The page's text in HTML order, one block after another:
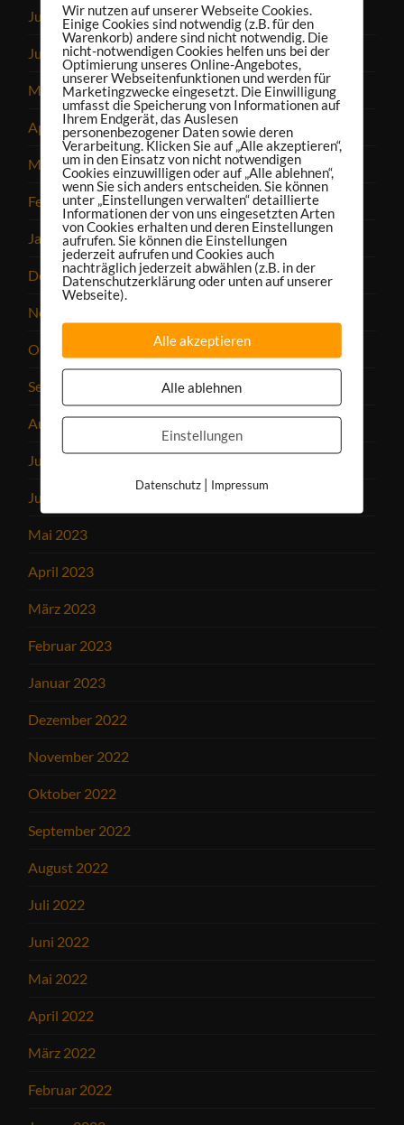
Juli 2024
Juni 2024
Mai 2024
April 2024
März 2024
Februar 2024
Januar 2024
Dezember 2023
November 2023
Oktober 2023
September 2023
August 2023
Juli 2023
Juni 2023
Mai 2023
April 2023
März 2023
Februar 2023
Januar 2023
Dezember 2022
November 2022
Oktober 2022
September 2022
August 2022
Juli 2022
Juni 2022
Mai 2022
April 2022
März 2022
Februar 2022
Wir nutzen auf unserer Webseite Cookies.
Einige Cookies sind notwendig (z.B. für den
Warenkorb) andere sind nicht notwendig. Die
nicht-notwendigen Cookies helfen uns bei der
Optimierung unseres Online-Angebotes,
unserer Webseitenfunktionen und werden für
Marketingzwecke eingesetzt. Die Einwilligung
umfasst die Speicherung von Informationen auf
Ihrem Endgerät, das Auslesen
personenbezogener Daten sowie deren
Verarbeitung. Klicken Sie auf „Alle akzeptieren“,
um in den Einsatz von nicht notwendigen
Cookies einzuwilligen oder auf „Alle ablehnen“,
wenn Sie sich anders entscheiden. Sie können
unter „Einstellungen verwalten“ detaillierte
Informationen der von uns eingesetzten Arten
von Cookies erhalten und deren Einstellungen
aufrufen. Sie können die Einstellungen
jederzeit aufrufen und Cookies auch
nachträglich jederzeit abwählen (z.B. in der
Datenschutzerklärung oder unten auf unserer
Webseite).
Alle akzeptieren
Alle ablehnen
Einstellungen
Datenschutz| Impressum